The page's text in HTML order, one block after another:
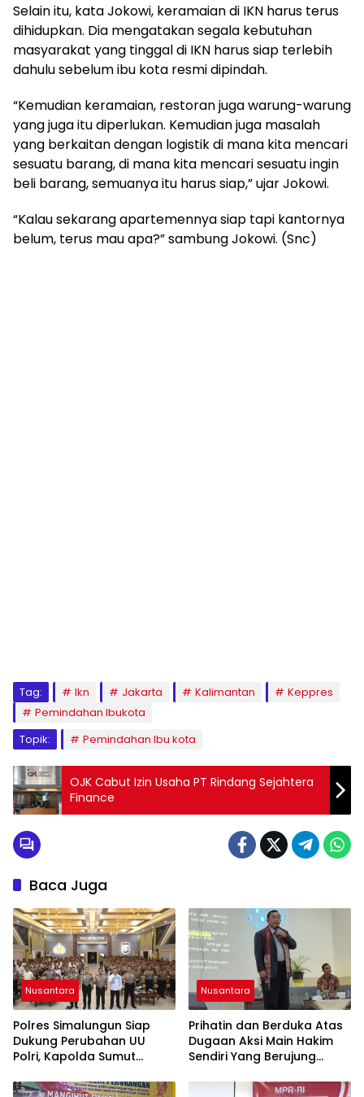
Selain itu, kata Jokowi, keramaian di IKN harus terus
dihidupkan. Dia mengatakan segala kebutuhan
masyarakat yang tinggal di IKN harus siap terlebih
dahulu sebelum ibu kota resmi dipindah.
“Kemudian keramaian, restoran juga warung-warung
yang juga itu diperlukan. Kemudian juga masalah
yang berkaitan dengan logistik di mana kita mencari
sesuatu barang, di mana kita mencari sesuatu ingin
beli barang, semuanya itu harus siap,” ujar Jokowi.
“Kalau sekarang apartemennya siap tapi kantornya
belum, terus mau apa?” sambung Jokowi. (Snc)
Tag: Ikn Jakarta Kalimantan
Keppres
Pemindahan Ibukota
Topik:
Pemindahan Ibu kota
OJK Cabut Izin Usaha PT Rindang Sejahtera
Finance
Baca Juga
Nusantara
Polres Simalungun Siap
Dukung Perubahan UU
Polri, Kapolda Sumut
Penguatan
Nusantara
Prihatin dan Berduka Atas
Dugaan Aksi Main Hakim
Sendiri Yang Berujung